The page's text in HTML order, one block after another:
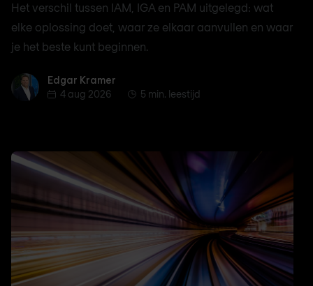
Het verschil tussen IAM, IGA en PAM uitgelegd: wat
elke oplossing doet, waar ze elkaar aanvullen en waar
je het beste kunt beginnen.
Edgar KramerEdgar Kramer
4 aug 2026
5 min. leestijd